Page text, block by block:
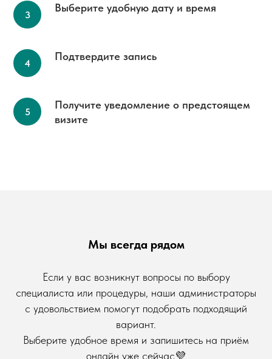
Выберите удобную дату и время
Подтвердите запись
Получите уведомление о предстоящем
визите
Мы всегда рядом
Если у вас возникнут вопросы по выбору
специалиста или процедуры, наши администраторы
с удовольствием помогут подобрать подходящий
вариант.
Выберите удобное время и запишитесь на приём
онлайн уже сейчас💜